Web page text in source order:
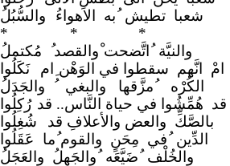
شعبا تطيش ُبه الاهواءُ
والسُّبُلُ
* *
*
والنيَّة ُاتَّضحت ْوالقصد
امْ انَّهم سقطوا في الوَهْن ِام
نَكَلُوا
الكُرْه ُمزَّقها والبغي
قد هُمِّشُوا في حياة النَّاس.. قد رُكِلُوا
بالصَّكِّ والعض والأعلافِ قد
شُغِلُوا
الدِّين ُفي مِحَنٍ والقوم ُما
عَقَلُوا
والخُلْف ُضَيَّعَه ُوالجَهلُ والعَجَلُ